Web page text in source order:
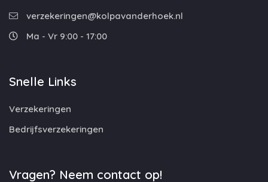
verzekeringen@kolpavanderhoek.nl
Ma - Vr 9:00 - 17:00
Snelle Links
Verzekeringen
Bedrijfsverzekeringen
Vragen? Neem contact op!